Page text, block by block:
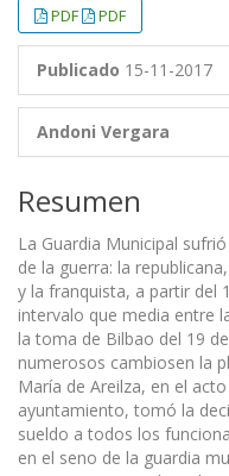
PDF PDF
Publicado 15-11-2017
Andoni Vergara
Resumen
La Guardia Municipal
de la guerra: la
y la franquista, a partir del
intervalo que media entre
la toma de Bilbao del 19
numerosos cambiosen la
María de Areilza, en el
ayuntamiento, tomó la
sueldo a todos los
en el seno de la guardia